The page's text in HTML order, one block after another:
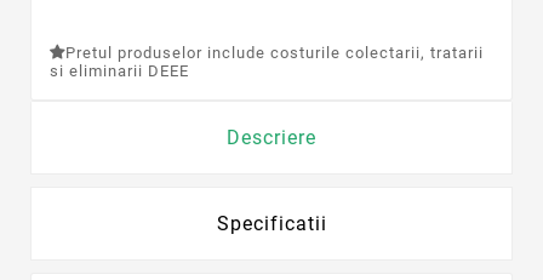
Pretul produselor include costurile colectarii, tratarii
si eliminarii DEEE
Descriere
Specificatii